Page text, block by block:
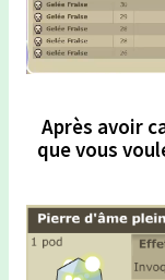
Après avoir
que vous